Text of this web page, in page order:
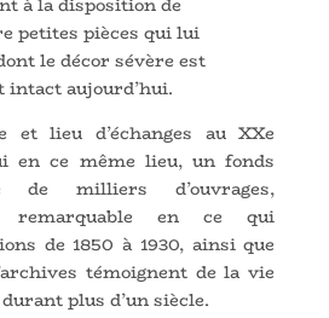
petites pièces qui lui
le décor sévère est
aujourd’hui.
et lieu d’échanges au XXe
en ce même lieu, un fonds
de milliers d’ouvrages,
remarquable en ce qui
de 1850 à 1930, ainsi que
témoignent de la vie
plus d’un siècle.